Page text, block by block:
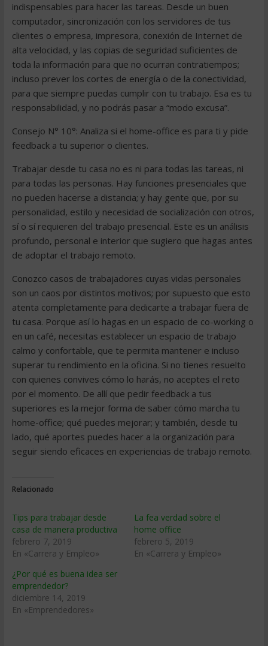
indispensables para hacer las tareas. Desde un buen
computador, sincronización con los servidores de tus
clientes o empresa, impresora, conexión de Internet de
alta velocidad, y las copias de seguridad suficientes de
toda la información para que no ocurran contratiempos;
incluso prever los cortes de energía o de la conectividad,
para que siempre puedas cumplir con tu trabajo. Esa es tu
responsabilidad, y no podrás pasar a “modo excusa”.
Consejo N° 10°: Analiza si el home-office es para ti y pide
feedback a tu superior o clientes.
Trabajar desde tu casa no es ni para todas las tareas, ni
para todas las personas. Hay funciones presenciales que
no pueden hacerse a distancia; y hay gente que, por su
personalidad, estilo y necesidad de socialización con otros,
sí o sí requieren del trabajo presencial. Este es un análisis
profundo, personal e interior que sugiero que hagas antes
de adoptar el trabajo remoto.
Conozco casos de trabajadores cuyas vidas personales
son un caos por distintos motivos; por supuesto que esto
atenta completamente para dedicarte a trabajar fuera de
tu casa. Porque así lo hagas en un espacio de co-working o
en un café, necesitas establecer un espacio de trabajo
calmo y confortable, que te permita mantener e incluso
superar tu rendimiento en la oficina. Si no tienes resuelto
con quienes convives cómo lo harás, no aceptes el reto
por el momento. De allí que pedir feedback a tus
superiores es la mejor forma de saber cómo marcha tu
home-office; qué puedes mejorar; y también, desde tu
lado, qué aportes puedes hacer a la organización para
seguir siendo eficaces en experiencias de trabajo remoto.
Relacionado
Tips para trabajar desde
casa de manera productiva
febrero 7, 2019
En «Carrera y Empleo»
La fea verdad sobre el
home office
febrero 5, 2019
En «Carrera y Empleo»
¿Por qué es buena idea ser
emprendedor?
diciembre 14, 2019
En «Emprendedores»